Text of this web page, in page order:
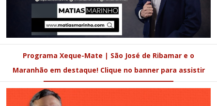
Programa Xeque-Mate | São José de Ribamar e o
Maranhão em destaque! Clique no banner para assistir